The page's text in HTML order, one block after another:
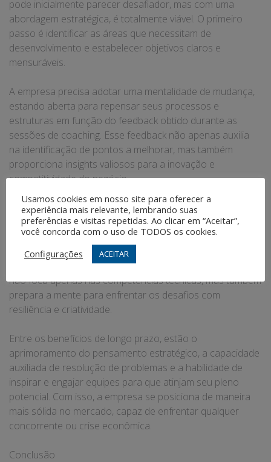
pode inicialmente parecer desafiador, mas com uma
abordagem estratégica, é totalmente viável. O primeiro
passo é identificar as áreas que necessitam de
desenvolvimento e estabelecer objetivos claros e
mensuráveis.
A empresa precisa adotar uma mentalidade de mudança,
estando aberta para repensar seus processos e
estruturas em função do feedback obtido durante as
sessões de coaching. Esse feedback não apenas auxilia
na identificação de pontos a melhorar, mas também
proporciona insights valiosos para a inovação e
competitividade do negócio.
Benefícios em Longo Prazo do Coaching Empresarial
Aqueles que abraçam o coaching empresarial
frequentemente percebem um aumento significativo no
desempenho e nos resultados. Isso porque o coaching
não foca apenas nas competências técnicas, mas também
prepara a mente para enfrentar os desafios com
resiliência e criatividade.
Entre os benefícios de longo prazo, estão o
aprimoramento do pensamento estratégico, a capacidade
auxiliada de resolução de problemas e a habilidade de
inspirar e engajar equipes para que atinjam seu pleno
potencial. Com isso, a empresa se posiciona de maneira
mais sólida no mercado, capaz de enfrentar qualquer
concorrente ou crise econômica.
Conclusão
Usamos cookies em nosso site para oferecer a
experiência mais relevante, lembrando suas
preferências e visitas repetidas. Ao clicar em “Aceitar”,
você concorda com o uso de TODOS os cookies.
Configurações
ACEITAR